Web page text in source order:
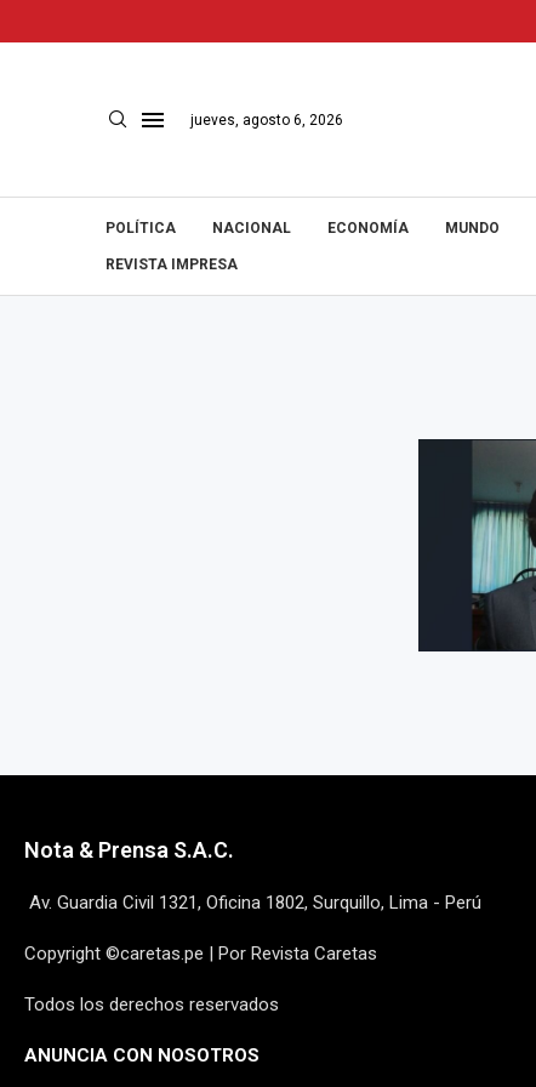
jueves, agosto 6, 2026
POLÍTICA NACIONAL ECONOMÍA MUNDO
REVISTA IMPRESA
Nota & Prensa S.A.C.
Av. Guardia Civil 1321, Oficina 1802, Surquillo, Lima - Perú
Copyright ©caretas.pe | Por Revista Caretas
Todos los derechos reservados
ANUNCIA CON NOSOTROS